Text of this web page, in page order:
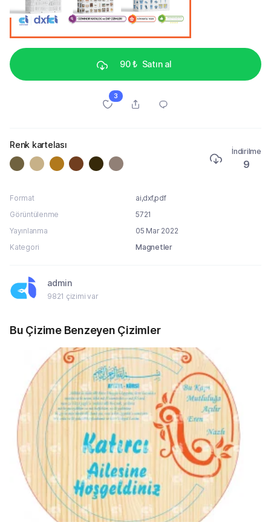
90 ₺ Satın al
3
Renk kartelası
İndirilme
9
Format
ai,dxf,pdf
Görüntülenme
5721
Yayınlanma
05 Mar 2022
Kategori
Magnetler
admin
9821 çizimi var
Bu Çizime Benzeyen Çizimler